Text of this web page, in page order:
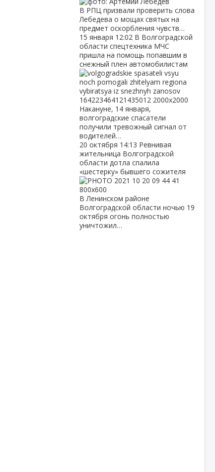
В РПЦ призвали проверить слова
Лебедева о мощах святых на
предмет оскорбления чувств…
15 января 12:02 В Волгоградской
области спецтехника МЧС
пришла на помощь попавшим в
снежный плен автомобилистам
Накануне, 14 января,
волгоградские спасатели
получили тревожный сигнал от
водителей…
20 октября 14:13 Ревнивая
жительница Волгоградской
области дотла спалила
«шестерку» бывшего сожителя
В Ленинском районе
Волгоградской области ночью 19
октября огонь полностью
уничтожил…